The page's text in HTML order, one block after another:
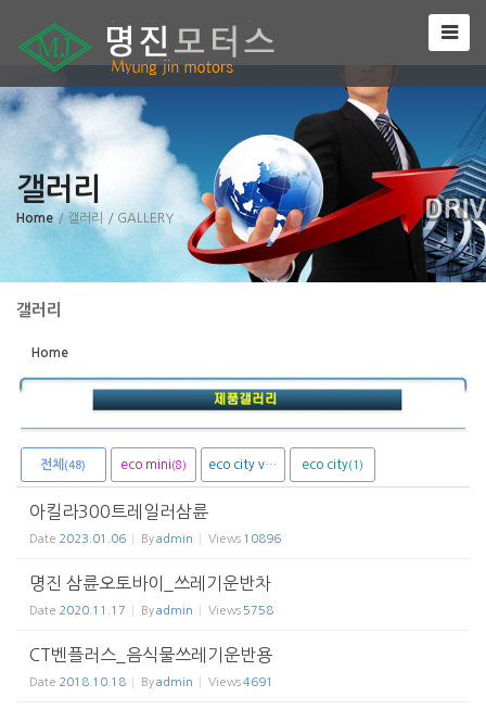
갤러리
Home / 갤러리 / GALLERY
갤러리
Home
전체 (48) eco mini (8) eco city van eco city(1)
아킬라300트레일러삼륜
Date 2023.01.06 Byadmin Views 10896
명진 삼륜오토바이_쓰레기운반차
Date 2020.11.17 Byadmin Views 5758
CT벤플러스_음식물쓰레기운반용
Date 2018.10.18 Byadmin Views4691
Sketchbook5, 스케치북5
Sketchbook5, 스케치북5